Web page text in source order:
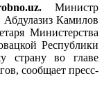
Министр
Камилов
Министерства
Республики
страну во главе
сообщает пресс-